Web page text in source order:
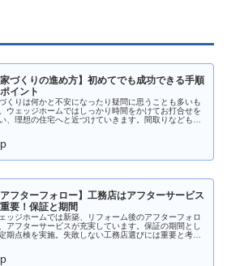
家づくりの進め方】初めてでも成功できる手順
イント
くりは何かと不安になったり疑問に思うことも多いも
ウェッジホームではしっかり時間をかけてお打合せを
、理想の住宅へと近づけていきます。間取りなども失
アフターフォロー】工務店はアフターサービス
要！保証と期間
ッジホームでは新築、リフォーム後のアフターフォロ
アフターサービスが充実しています。保証の期間とし
期点検を実施。失敗しない工務店選びには重要と考え